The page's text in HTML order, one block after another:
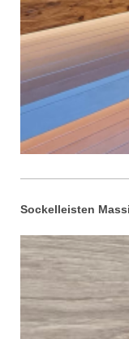
Sockelleisten